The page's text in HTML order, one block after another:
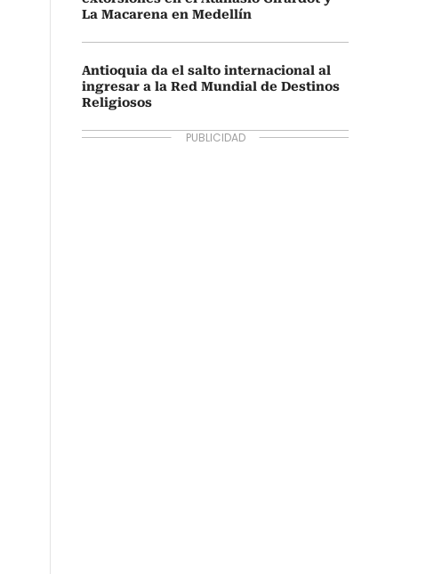
La Macarena en Medellín
Antioquia da el salto internacional al
ingresar a la Red Mundial de Destinos
Religiosos